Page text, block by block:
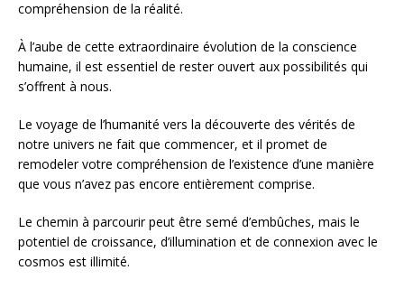
compréhension de la réalité.
À l’aube de cette extraordinaire évolution de la conscience
humaine, il est essentiel de rester ouvert aux possibilités qui
s’offrent à nous.
Le voyage de l’humanité vers la découverte des vérités de
notre univers ne fait que commencer, et il promet de
remodeler votre compréhension de l’existence d’une manière
que vous n’avez pas encore entièrement comprise.
Le chemin à parcourir peut être semé d’embûches, mais le
potentiel de croissance, d’illumination et de connexion avec le
cosmos est illimité.